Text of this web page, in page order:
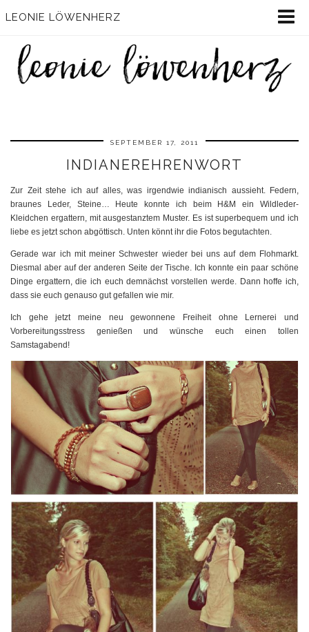
LEONIE LÖWENHERZ
SEPTEMBER 17, 2011
INDIANEREHRENWORT
Zur Zeit stehe ich auf alles, was irgendwie indianisch aussieht. Federn,
braunes Leder, Steine… Heute konnte ich beim H&M ein Wildleder-
Kleidchen ergattern, mit ausgestanztem Muster. Es ist superbequem und ich
liebe es jetzt schon abgöttisch. Unten könnt ihr die Fotos begutachten.
Gerade war ich mit meiner Schwester wieder bei uns auf dem Flohmarkt.
Diesmal aber auf der anderen Seite der Tische. Ich konnte ein paar schöne
Dinge ergattern, die ich euch demnächst vorstellen werde. Dann hoffe ich,
dass sie euch genauso gut gefallen wie mir.
Ich gehe jetzt meine neu gewonnene Freiheit ohne Lernerei und
Vorbereitungsstress genießen und wünsche euch einen tollen
Samstagabend!